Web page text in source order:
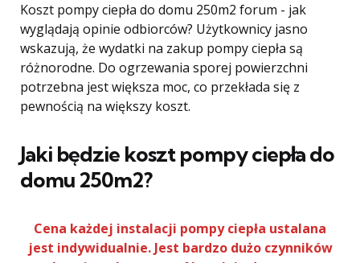
Koszt pompy ciepła do domu 250m2 forum - jak
wyglądają opinie odbiorców? Użytkownicy jasno
wskazują, że wydatki na zakup pompy ciepła są
różnorodne. Do ogrzewania sporej powierzchni
potrzebna jest większa moc, co przekłada się z
pewnością na większy koszt.
Jaki będzie koszt pompy ciepła do
domu 250m2?
Cena każdej instalacji pompy ciepła ustalana
jest indywidualnie. Jest bardzo dużo czynników